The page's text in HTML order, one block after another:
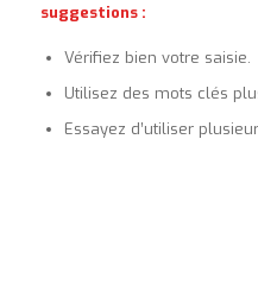
suggestions :
Vérifiez bien votre saisie.
Utilisez des mots clés
Essayez d’utiliser